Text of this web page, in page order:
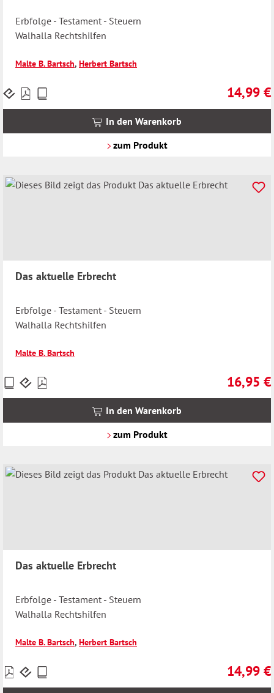
Erbfolge - Testament - Steuern
Walhalla Rechtshilfen
Malte B. Bartsch, Herbert Bartsch
14,99 €
Preise
In den Warenkorb
zum Produkt
Das aktuelle Erbrecht
Erbfolge - Testament - Steuern
Walhalla Rechtshilfen
Malte B. Bartsch
16,95 €
Preise
inkl.
In den Warenkorb
zum Produkt
Das aktuelle Erbrecht
Erbfolge - Testament - Steuern
Walhalla Rechtshilfen
Malte B. Bartsch, Herbert Bartsch
14,99 €
Preise
inkl.